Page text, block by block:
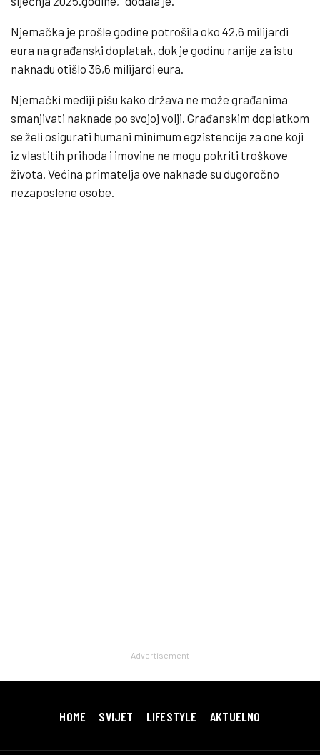
Njemačka je prošle godine potrošila oko 42,6 milijardi
eura na građanski doplatak, dok je godinu ranije za istu
naknadu otišlo 36,6 milijardi eura.
Njemački mediji pišu kako država ne može građanima
smanjivati ​​naknade po svojoj volji. Građanskim doplatkom
se želi osigurati humani minimum egzistencije za one koji
iz vlastitih prihoda i imovine ne mogu pokriti troškove
života. Većina primatelja ove naknade su dugoročno
nezaposlene osobe.
- Advertisement -
HOME SVIJET LIFESTYLE AKTUELNO